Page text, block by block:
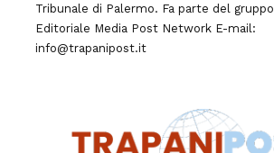
Tribunale di Palermo. Fa parte del gruppo
Editoriale Media Post Network E-mail:
info@trapanipost.it